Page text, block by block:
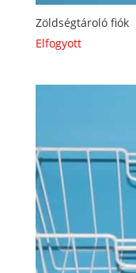
Zöldségtároló fiók
Elfogyott